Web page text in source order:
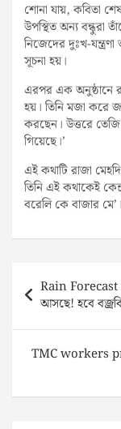
শোনা যায়, কবিতা
উপস্থিত অন্য বন্ধুরা
নিজেদের দুঃখ-
সূচনা হয়।
এরপর এক অনুষ্ঠানে
হয়। তিনি মজা করে
করছেন। উত্তরে
গিয়েছে।’
এই কথাটি রাজা
তিনি এই কথাকেই
বরেলি কে বাজার মে’।
navigation
Rain
আসছে! হবে
TMC workers